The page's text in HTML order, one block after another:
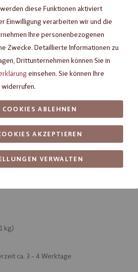
Bananen
g
Bananen von HUSSEL mit
kg)
ca. 3 – 4 Werktage
diese Funktionen aktiviert
Einwilligung verarbeiten wir und die
Ihre personenbezogenen
Zwecke. Detaillierte Informationen zu
Drittunternehmen können Sie in
einsehen. Sie können Ihre
VERWALTEN
AKZEPTIEREN
COOKIES ABLEHNEN